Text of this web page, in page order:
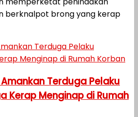
berknalpot brong yang kerap
Terduga Pelaku
Kerap Menginap di Rumah